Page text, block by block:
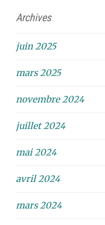
Archives
juin 2025
mars 2025
novembre 2024
juillet 2024
mai 2024
avril 2024
mars 2024